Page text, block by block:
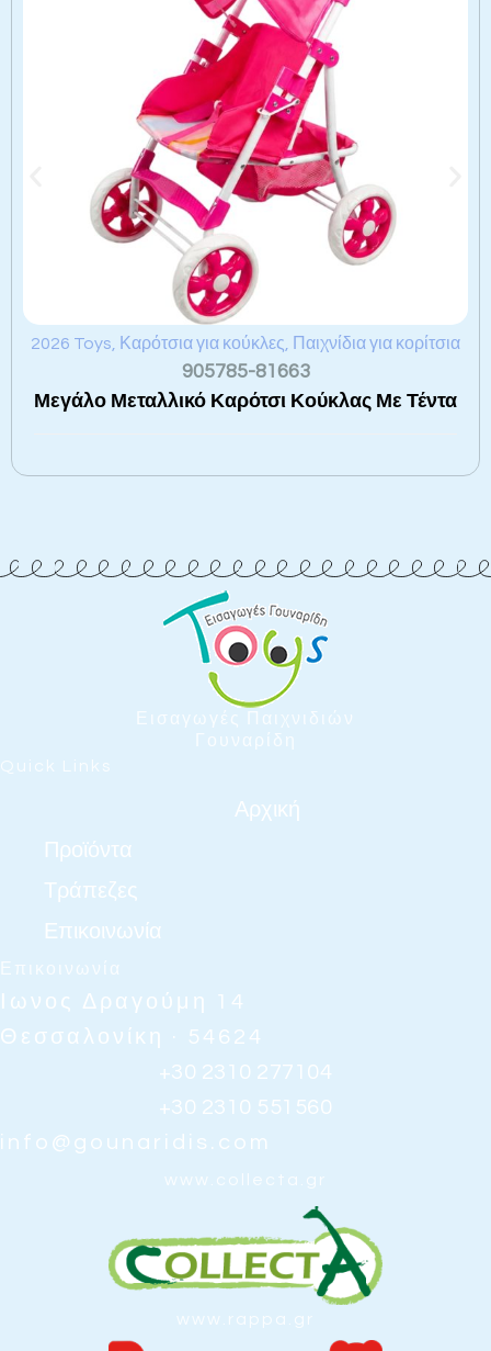
2026 Toys Καρότσια για κούκλες Παιχνίδια για κορίτσια
905785-81663
Μεγάλο Μεταλλικό Καρότσι Κούκλας Με Τέντα
Εισαγωγές Παιχνιδιών
Γουναρίδη
Quick Links
Αρχική
Προϊόντα
Τράπεζες
Επικοινωνία
Επικοινωνία
Ιωνος Δραγούμη 14
Θεσσαλονίκη · 54624
+30 2310 277104
+30 2310 551560
info@gounaridis.com
www.collecta.gr
www.rappa.gr